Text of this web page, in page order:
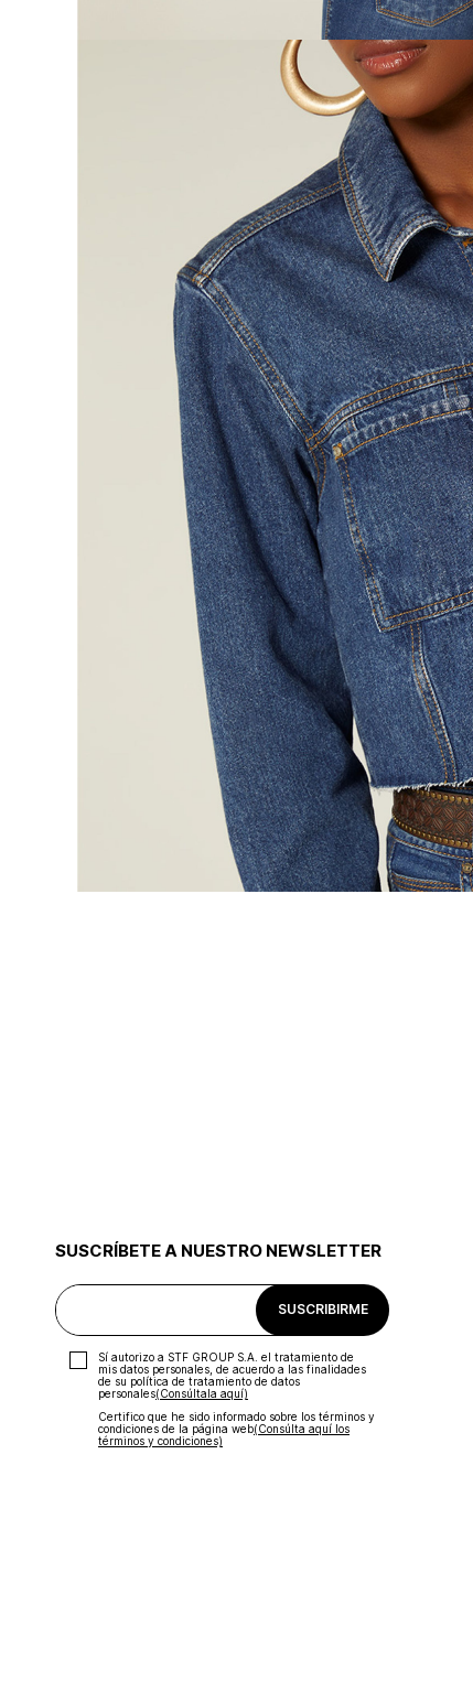
SUSCRÍBETE A NUESTRO NEWSLETTER
SUSCRIBIRME
Sí autorizo a STF GROUP S.A. el tratamiento de
mis datos personales, de acuerdo a las finalidades
de su política de tratamiento de datos
personales‎(Consúltala aquí)
Certifico que he sido informado sobre los términos y
condiciones de la página web‎(Consúlta aquí los
términos y condiciones)